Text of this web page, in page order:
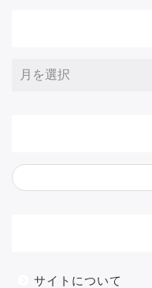
サイトについて